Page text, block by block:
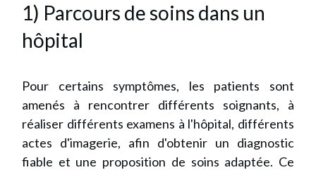
1) Parcours de soins dans un
hôpital
Pour certains symptômes, les patients sont
amenés à rencontrer différents soignants, à
réaliser différents examens à l'hôpital, différents
actes d'imagerie, afin d'obtenir un diagnostic
fiable et une proposition de soins adaptée. Ce